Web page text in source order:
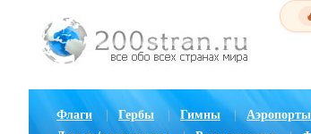
Флаги Гербы Гимны | Аэропорты